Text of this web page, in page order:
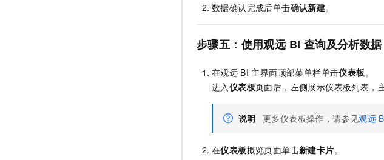
数据确认完成后单击确认新建。
步骤五：使用观远 BI 查询及分析数据
在观远 BI 主界面顶部菜单栏单击仪表板。
进入仪表板页面后，左侧展示仪表板列表，
说明 更多仪表板操作，请参见观远
在仪表板概览页面单击新建卡片。